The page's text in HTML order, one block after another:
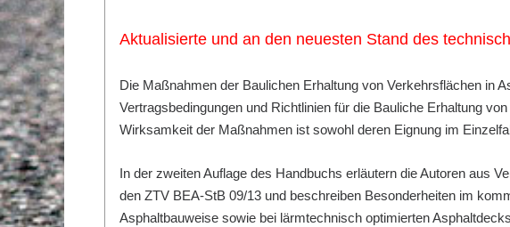
Aktualisierte und an den neuesten Stand des
Die Maßnahmen der Baulichen Erhaltung von Verkehrsflächen in
Vertragsbedingungen und Richtlinien für die Bauliche Erhaltung
Wirksamkeit der Maßnahmen ist sowohl deren Eignung im
In der zweiten Auflage des Handbuchs erläutern die Autoren aus
den ZTV BEA-StB 09/13 und beschreiben Besonderheiten im
Asphaltbauweise sowie bei lärmtechnisch optimierten